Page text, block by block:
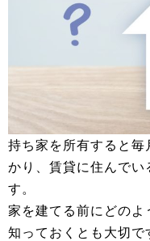
持ち家を所有すると
かり、賃貸に住んで
す。
家を建てる前にどの
知っておくとも大切で